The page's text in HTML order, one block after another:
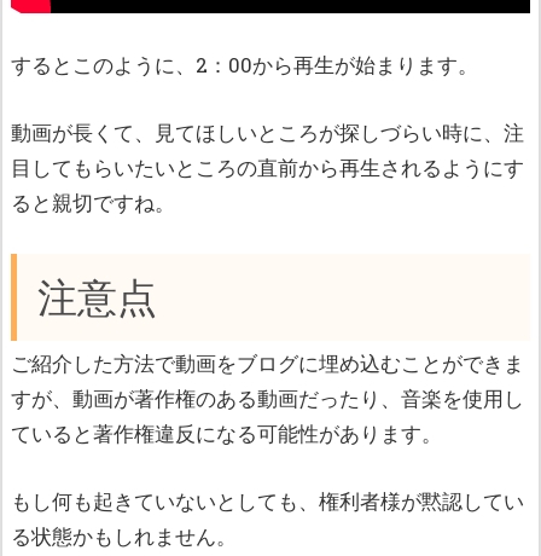
するとこのように、2：00から再生が始まります。
動画が長くて、見てほしいところが探しづらい時に、注
目してもらいたいところの直前から再生されるようにす
ると親切ですね。
注意点
ご紹介した方法で動画をブログに埋め込むことができま
すが、動画が著作権のある動画だったり、音楽を使用し
ていると著作権違反になる可能性があります。
もし何も起きていないとしても、権利者様が黙認してい
る状態かもしれません。